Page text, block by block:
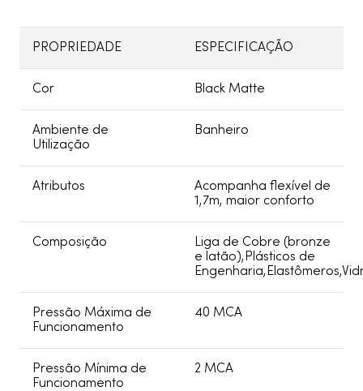
PROPRIEDADE ESPECIFICAÇÃO
Cor Black Matte
Ambiente de
Utilização
Banheiro
Atributos
Acompanha flexível de
1,7m, maior conforto
Composição
Liga de Cobre (bronze
e latão),Plásticos de
Pressão Máxima de
Funcionamento
40 MCA
Pressão Mínima de
Funcionamento
2 MCA